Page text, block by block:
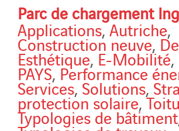
Parc de chargement
Applications,Autriche,
Construction neuve,
Esthétique,E-Mobilité,
PAYS,Performance
Services,Solutions,
protection solaire,
Typologies de bâtiment